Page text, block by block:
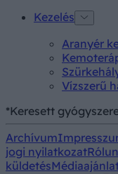
Kezelés
Aranyér
Vízszerű
*Keresett
Archívum
jogi nyilatkozat
küldetés